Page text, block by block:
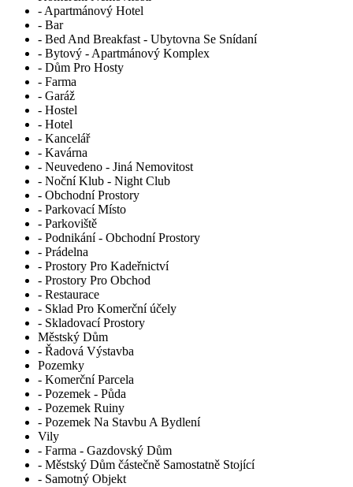
- Apartmánový Hotel
- Bar
- Bed And Breakfast - Ubytovna Se Snídaní
- Bytový - Apartmánový Komplex
- Dům Pro Hosty
- Farma
- Garáž
- Hostel
- Hotel
- Kancelář
- Kavárna
- Neuvedeno - Jiná Nemovitost
- Noční Klub - Night Club
- Obchodní Prostory
- Parkovací Místo
- Parkoviště
- Podnikání - Obchodní Prostory
- Prádelna
- Prostory Pro Kadeřnictví
- Prostory Pro Obchod
- Restaurace
- Sklad Pro Komerční účely
- Skladovací Prostory
Městský Dům
- Řadová Výstavba
Pozemky
- Komerční Parcela
- Pozemek - Půda
- Pozemek Ruiny
- Pozemek Na Stavbu A Bydlení
Vily
- Farma - Gazdovský Dům
- Městský Dům částečně Samostatně Stojící
- Samotný Objekt